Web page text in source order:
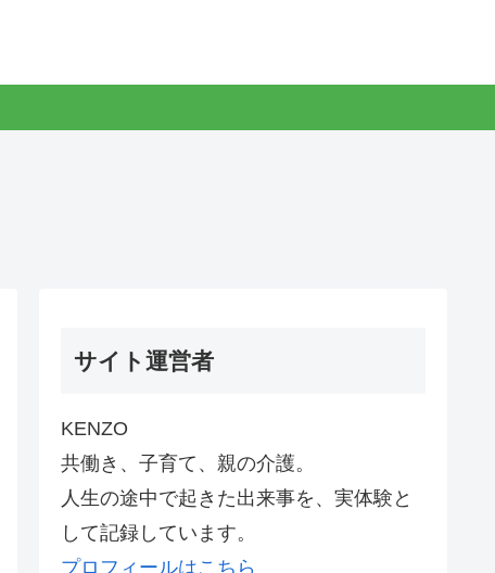
サイト運営者
KENZO
共働き、子育て、親の介護。
人生の途中で起きた出来事を、実体験と
して記録しています。
プロフィールはこちら